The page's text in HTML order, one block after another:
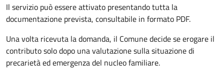
Il servizio può essere attivato presentando tutta la
documentazione prevista, consultabile in formato PDF.
Una volta ricevuta la domanda, il Comune decide se erogare il
contributo solo dopo una valutazione sulla situazione di
precarietà ed emergenza del nucleo familiare.